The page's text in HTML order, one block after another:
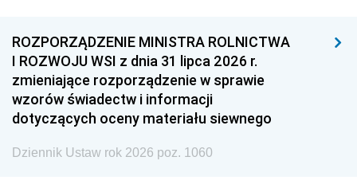
ROZPORZĄDZENIE MINISTRA ROLNICTWA
I ROZWOJU WSI z dnia 31 lipca 2026 r.
zmieniające rozporządzenie w sprawie
wzorów świadectw i informacji
dotyczących oceny materiału siewnego
Dziennik Ustaw rok 2026 poz. 1060